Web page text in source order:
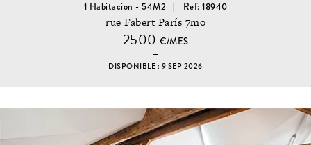
1 Habitacion - 54M2 Ref: 18940
rue Fabert París 7mo
2500 €/MES
DISPONIBLE : 9 SEP 2026